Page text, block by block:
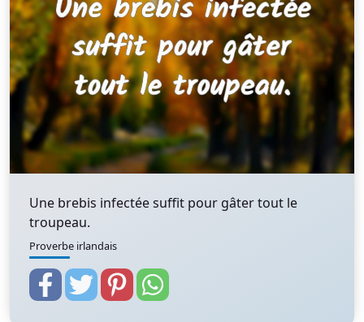
Une brebis infectée suffit pour gâter tout le
troupeau.
Proverbe irlandais